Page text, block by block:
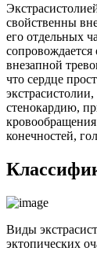
свойственны
его отдельных
внезапной
что сердце
стенокардию,
конечностей,
Виды
эктопических